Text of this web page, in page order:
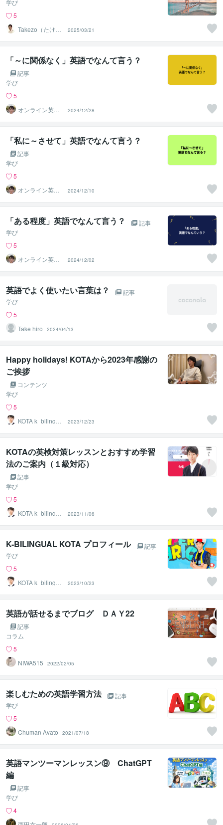
学び
5
Takezo（たけぞ
2025/03/21
「～に関係なく」英語でなんて言う？
記事
学び
5
オンライン英会
話講師Hazuki
2024/12/28
「私に～させて」英語でなんて言う？
記事
学び
5
オンライン英会
話講師Hazuki
2024/12/10
「ある程度」英語でなんて言う？
記事
学び
5
オンライン英会
話講師Hazuki
2024/12/02
英語でよく使いたい言葉は？
記事
学び
5
Take hiro
2024/04/13
Happy holidays! KOTAから2023年感謝の
ご挨拶
コンテンツ
学び
5
KOTA k_bilingua
2023/12/23
KOTAの英検対策レッスンとおすすめ学習
法のご案内（１級対応）
記事
学び
5
KOTA k_bilingua
2023/11/06
K-BILINGUAL KOTA プロフィール
記事
学び
5
KOTA k_bilingua
2023/10/23
英語が話せるまでブログ ＤＡＹ22
記事
コラム
5
NIWA515
2022/02/05
楽しむための英語学習方法
記事
学び
5
Chuman Ayato
2021/07/18
英語マンツーマンレッスン⑨ ChatGPT
編
記事
学び
4